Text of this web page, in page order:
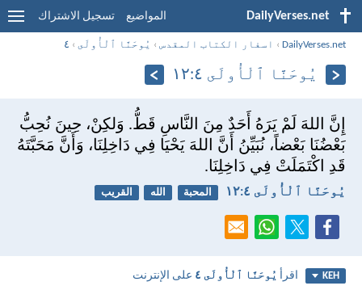
DailyVerses.net المواضيع تسجيل الاشتراك
DailyVerses.net
› اسفار الكتاب المقدس › يُوحَنَّا ٱلْأُولَى › ٤
يُوحَنَّا ٱلْأُولَى ٤:‏١٢
إِنَّ اللهَ لَمْ يَرَهُ أَحَدٌ مِنَ النَّاسِ قَطُّ. وَلكِنْ، حِينَ نُحِبُّ
بَعْضُنَا بَعْضاً، نُبَيِّنُ أَنَّ اللهَ يَحْيَا فِي دَاخِلِنَا، وَأَنَّ مَحَبَّتَهُ
قَدِ اكْتَمَلَتْ فِي دَاخِلِنَا.
يُوحَنَّا ٱلْأُولَى ٤:‏١٢ المحبة الله القريب
KEH اقرأ يُوحَنَّا ٱلْأُولَى ٤ على الإنترنت